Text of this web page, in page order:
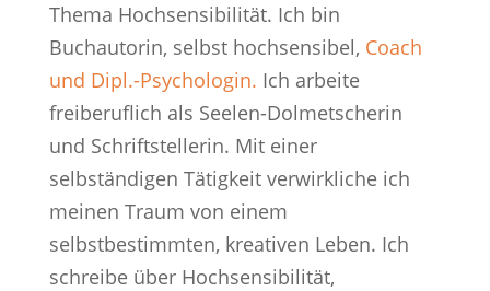
Thema Hochsensibilität. Ich bin
Buchautorin, selbst hochsensibel, Coach
und Dipl.-Psychologin. Ich arbeite
freiberuflich als Seelen-Dolmetscherin
und Schriftstellerin. Mit einer
selbständigen Tätigkeit verwirkliche ich
meinen Traum von einem
selbstbestimmten, kreativen Leben. Ich
schreibe über Hochsensibilität,